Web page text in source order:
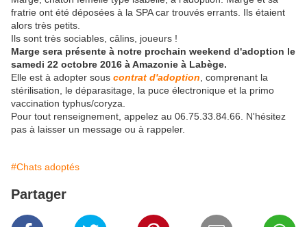
fratrie ont été déposées à la SPA car trouvés errants. Ils étaient
alors très petits.
Ils sont très sociables, câlins, joueurs !
Marge sera présente à notre prochain weekend d'adoption le
samedi 22 octobre 2016 à Amazonie à Labège.
Elle est à adopter sous contrat d'adoption , comprenant la
stérilisation, le déparasitage, la puce électronique et la primo
vaccination typhus/coryza.
Pour tout renseignement, appelez au 06.75.33.84.66. N'hésitez
pas à laisser un message ou à rappeler.
#Chats adoptés
Partager